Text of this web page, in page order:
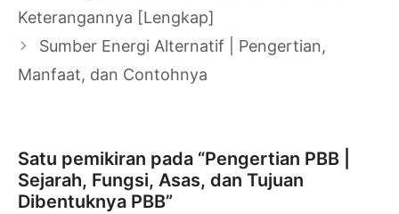
Tulisan
Keterangannya [Lengkap]
Sumber Energi Alternatif | Pengertian,
Manfaat, dan Contohnya
Satu pemikiran pada “Pengertian PBB |
Sejarah, Fungsi, Asas, dan Tujuan
Dibentuknya PBB”